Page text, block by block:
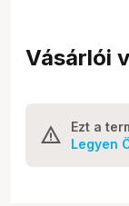
Vásárlói
Ezt a
Legyen